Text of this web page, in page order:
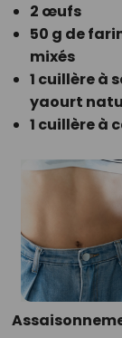
2 œufs
50 g de
mixés
1 cuillère à
yaourt
1 cuillère à